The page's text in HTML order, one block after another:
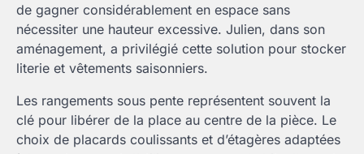
de gagner considérablement en espace sans
nécessiter une hauteur excessive. Julien, dans son
aménagement, a privilégié cette solution pour stocker
literie et vêtements saisonniers.
Les rangements sous pente représentent souvent la
clé pour libérer de la place au centre de la pièce. Le
choix de placards coulissants et d’étagères adaptées